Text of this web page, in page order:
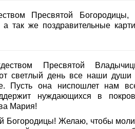
Пресвятой Богородицы,
так же поздравительные
Пресвятой
светлый день все наши души
Пусть она ниспошлет нам
нуждающихся в
Мария!
Богородицы! Желаю, чтобы